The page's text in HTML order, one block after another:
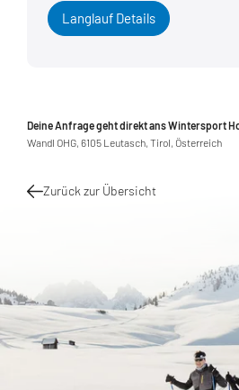
Langlauf Details
Deine Anfrage geht direkt ans Wintersport
Wandl OHG, 6105 Leutasch, Tirol, Österreich
Zurück zur Übersicht